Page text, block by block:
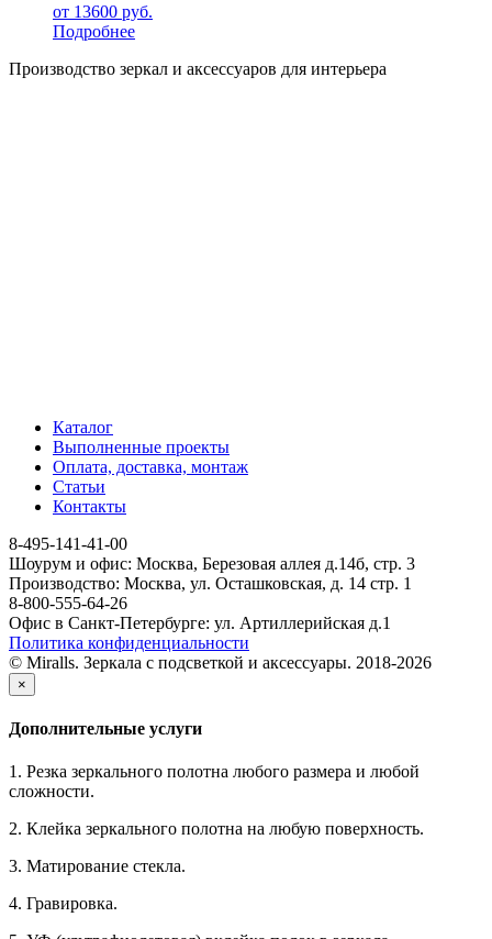
от 13600 руб.
Подробнее
Производство зеркал и аксессуаров для интерьера
Каталог
Выполненные проекты
Оплата, доставка, монтаж
Статьи
Контакты
8-495-141-41-00
Шоурум и офис: Москва, Березовая аллея д.14б, стр. 3
Производство: Москва, ул. Осташковская, д. 14 стр. 1
8-800-555-64-26
Офис в Санкт-Петербурге: ул. Артиллерийская д.1
Политика конфиденциальности
© Miralls. Зеркала с подсветкой и аксессуары. 2018-2026
×
Дополнительные услуги
1. Резка зеркального полотна любого размера и любой
сложности.
2. Клейка зеркального полотна на любую поверхность.
3. Матирование стекла.
4. Гравировка.